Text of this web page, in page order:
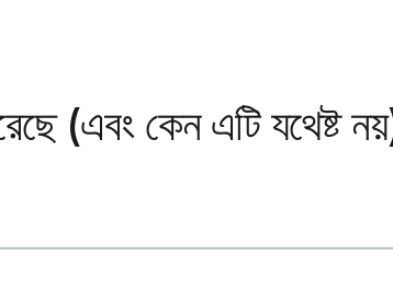
(এবং কেন এটি যথেষ্ট